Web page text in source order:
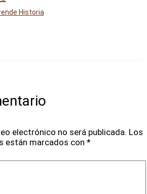
Historia
electrónico no será publicada. Los
están marcados con *